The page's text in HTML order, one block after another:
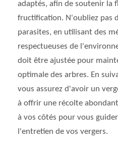
adaptés, afin de soutenir la
fructification. N'oubliez pas
parasites, en utilisant des
respectueuses de
doit être ajustée pour
optimale des arbres. En
vous assurez d'avoir un
à offrir une récolte
à vos côtés pour vous
l'entretien de vos vergers.